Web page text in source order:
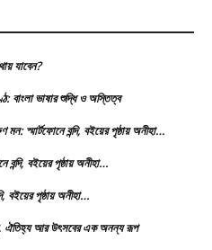
যাবেন?
বাংলা ভাষার শুদ্ধি ও অস্তিত্ব
স্মার্টফোনে বন্দি, বইয়ের পৃষ্ঠায় অনীহা…
বইয়ের পৃষ্ঠায় অনীহা…
বইয়ের পৃষ্ঠায় অনীহা…
ঐতিহ্য আর উৎসবের এক অনন্য রূপ